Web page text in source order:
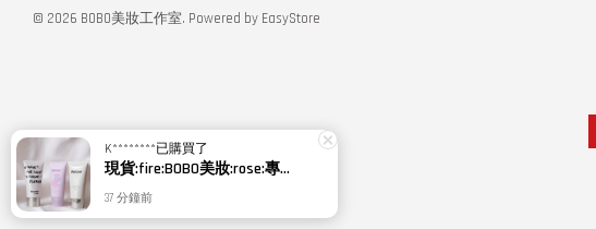
© 2026 BOBO美妝工作室. Powered by EasyStore
K********已購買了
現貨:fire:BOBO美妝:rose:專櫃貨 Relove 胺基酸私密潔淨你露 私密肌傳明酸潔淨精華凝露 120ml 私密洗
37 分鐘前